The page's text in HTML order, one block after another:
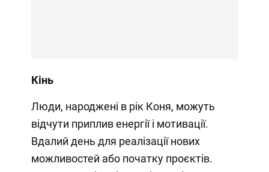
Кінь
Люди, народжені в рік Коня, можуть
відчути приплив енергії і мотивації.
Вдалий день для реалізації нових
можливостей або початку проєктів.